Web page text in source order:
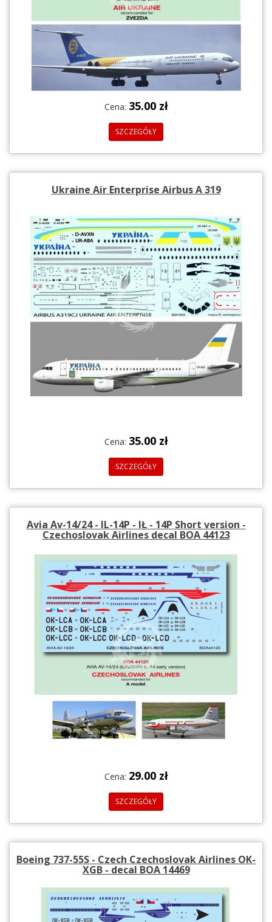
Cena: 35.00 zł
SZCZEGÓŁY
Ukraine Air Enterprise Airbus A 319
Cena: 35.00 zł
SZCZEGÓŁY
Avia Av-14/24 - IL-14P - IŁ - 14P Short version -
Czechoslovak Airlines decal BOA 44123
Cena: 29.00 zł
SZCZEGÓŁY
Boeing 737-55S - Czech Czechoslovak Airlines OK-
XGB - decal BOA 14469